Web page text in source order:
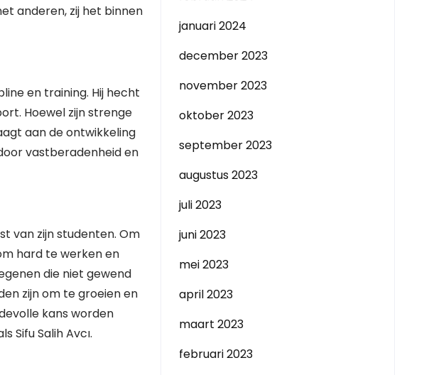
anderen, zij het binnen
en training. Hij hecht
Hoewel zijn strenge
aan de ontwikkeling
vastberadenheid en
van zijn studenten. Om
hard te werken en
die niet gewend
zijn om te groeien en
kans worden
Salih Avcı.
januari 2024
december 2023
november 2023
oktober 2023
september 2023
augustus 2023
juli 2023
juni 2023
mei 2023
april 2023
maart 2023
februari 2023